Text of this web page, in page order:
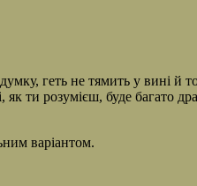
геть не тямить у вині й
як ти розумієш, буде багато
варіантом.